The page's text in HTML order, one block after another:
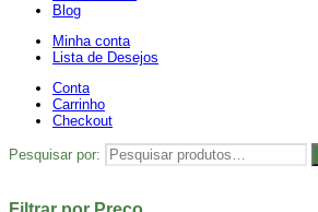
Blog
Minha conta
Lista de Desejos
Conta
Carrinho
Checkout
Pesquisar por: